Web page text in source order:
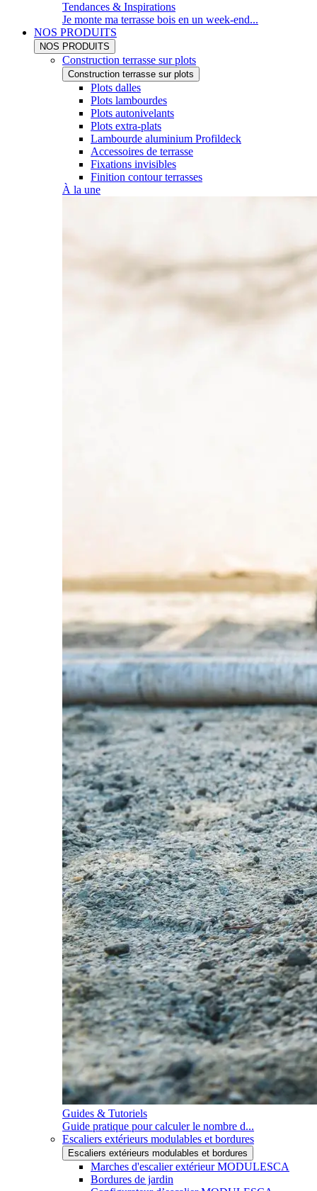
Tendances & Inspirations
Je monte ma terrasse bois en un week-end...
NOS PRODUITS
NOS PRODUITS
Construction terrasse sur plots
Construction terrasse sur plots
Plots dalles
Plots lambourdes
Plots autonivelants
Plots extra-plats
Lambourde aluminium Profildeck
Accessoires de terrasse
Fixations invisibles
Finition contour terrasses
À la une
Guides & Tutoriels
Guide pratique pour calculer le nombre d...
Escaliers extérieurs modulables et bordures
Escaliers extérieurs modulables et bordures
Marches d'escalier extérieur MODULESCA
Bordures de jardin